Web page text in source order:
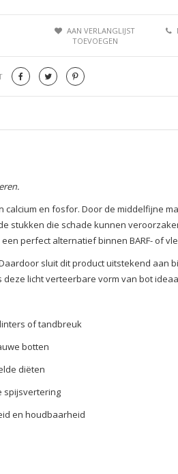
AAN VERLANGLIJST
TOEVOEGEN
en fosfor. Door de middelfijne
stukken die schade kunnen
perfect alternatief binnen BARF- of
sluit dit product uitstekend aan
licht verteerbare vorm van bot
of tandbreuk
botten
diëten
spijsvertering
en houdbaarheid